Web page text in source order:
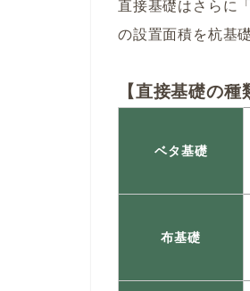
直接基礎はさらに
の設置面積を杭基
【直接基礎の種
ベタ基礎
布基礎